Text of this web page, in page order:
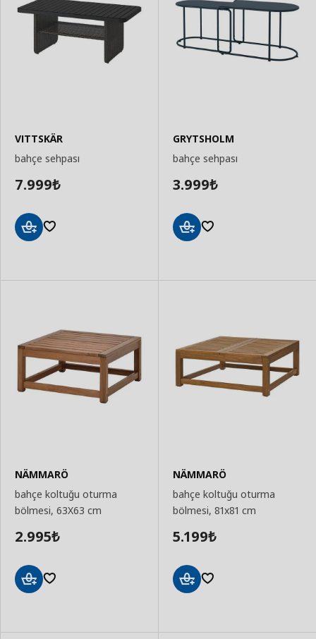
VITTSKÄR
bahçe sehpası
7.999₺
GRYTSHOLM
bahçe sehpası
3.999₺
NÄMMARÖ
bahçe koltuğu oturma
bölmesi, 63X63 cm
2.995₺
NÄMMARÖ
bahçe koltuğu oturma
bölmesi, 81x81 cm
5.199₺